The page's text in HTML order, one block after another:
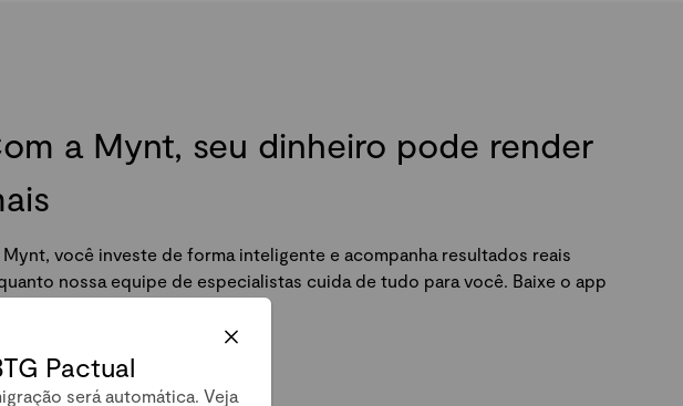
a Mynt, seu dinheiro pode render
Mynt, você investe de forma inteligente e acompanha resultados reais
nossa equipe de especialistas cuida de tudo para você. Baixe o app
conta
Pactual
será automática. Veja